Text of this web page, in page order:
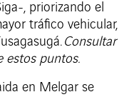
, priorizando el
tráfico vehicular,
Consultar
estos puntos.
en Melgar se